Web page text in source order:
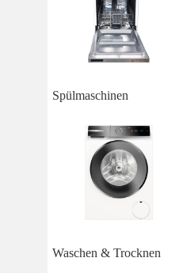
Spülmaschinen
Waschen & Trocknen